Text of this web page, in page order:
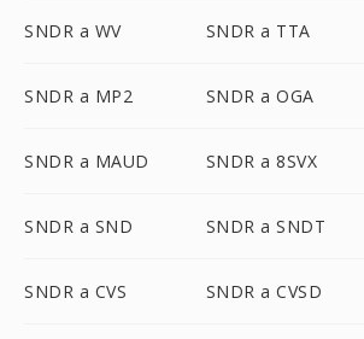
SNDR a WV SNDR a TTA
SNDR a MP2 SNDR a OGA
SNDR a MAUD SNDR a 8SVX
SNDR a SND SNDR a SNDT
SNDR a CVS SNDR a CVSD